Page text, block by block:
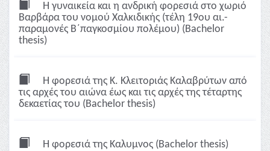
Η γυναικεία και η ανδρική φορεσιά στο χωριό
Βαρβάρα του νομού Χαλκιδικής (τέλη 19ου αι.-
παραμονές Β΄παγκοσμίου πολέμου) (Bachelor
thesis)
Η φορεσιά της Κ. Κλειτοριάς Καλαβρύτων από
τις αρχές του αιώνα έως και τις αρχές της τέταρτης
δεκαετίας του (Bachelor thesis)
Η φορεσιά της Καλυμνος (Bachelor thesis)